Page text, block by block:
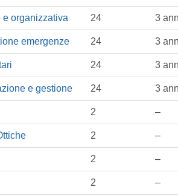
organizzativa 24 3
emergenze 24 3
24 3
e gestione 24 3
2 –
2 –
2 –
2 –